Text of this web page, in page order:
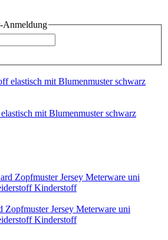
Anmeldung
mit Blumenmuster schwarz
Zopfmuster Jersey Meterware uni
Kinderstoff